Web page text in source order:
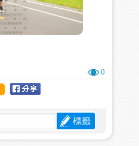
0
標籤